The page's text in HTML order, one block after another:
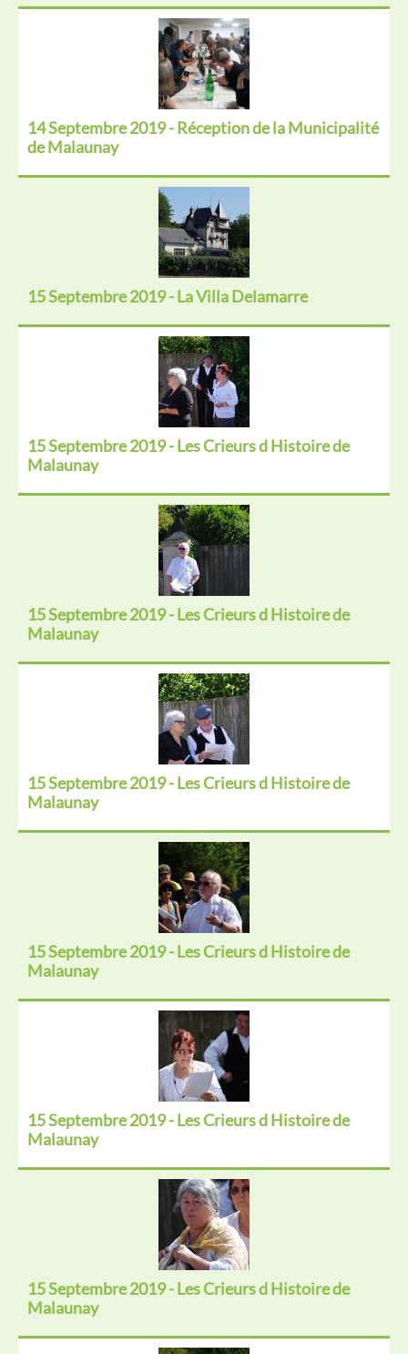
14 Septembre 2019 - Réception de la Municipalité
de Malaunay
15 Septembre 2019 - La Villa Delamarre
15 Septembre 2019 - Les Crieurs d Histoire de
Malaunay
15 Septembre 2019 - Les Crieurs d Histoire de
Malaunay
15 Septembre 2019 - Les Crieurs d Histoire de
Malaunay
15 Septembre 2019 - Les Crieurs d Histoire de
Malaunay
15 Septembre 2019 - Les Crieurs d Histoire de
Malaunay
15 Septembre 2019 - Les Crieurs d Histoire de
Malaunay